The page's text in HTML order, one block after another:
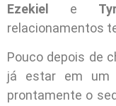
Ezekiel
e
relacionamentos
Pouco depois de
já estar em um
prontamente o